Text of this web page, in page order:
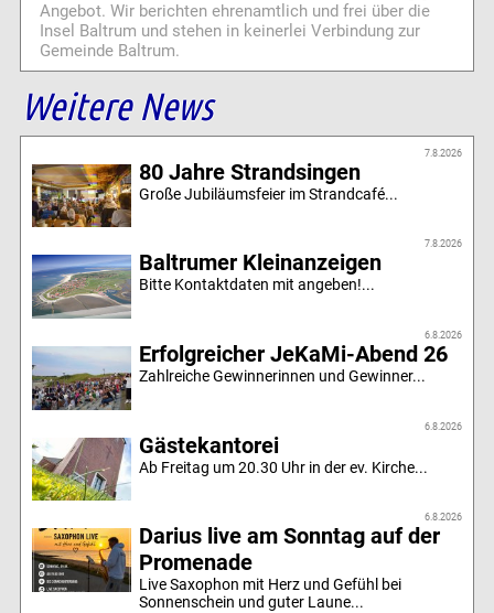
Angebot. Wir berichten ehrenamtlich und frei über die
Insel Baltrum und stehen in keinerlei Verbindung zur
Gemeinde Baltrum.
Weitere News
7.8.2026
80 Jahre Strandsingen
Große Jubiläumsfeier im Strandcafé...
7.8.2026
Baltrumer Kleinanzeigen
Bitte Kontaktdaten mit angeben!...
6.8.2026
Erfolgreicher JeKaMi-Abend 26
Zahlreiche Gewinnerinnen und Gewinner...
6.8.2026
Gästekantorei
Ab Freitag um 20.30 Uhr in der ev. Kirche...
6.8.2026
Darius live am Sonntag auf der
Promenade
Live Saxophon mit Herz und Gefühl bei
Sonnenschein und guter Laune...